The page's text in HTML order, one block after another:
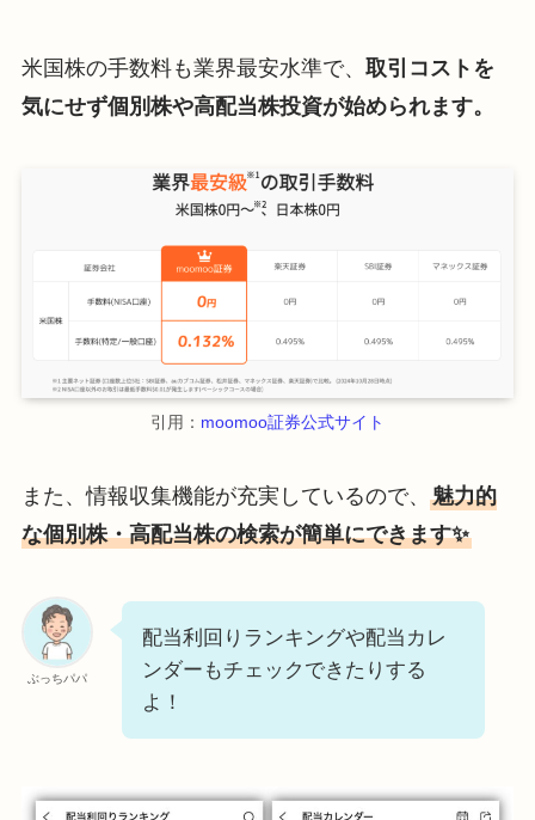
米国株の手数料も業界最安水準で、 取引コストを
気にせず個別株や高配当株投資が始められます。
引用： moomoo証券公式サイト
また、情報収集機能が充実しているので、 魅力的
な個別株・高配当株の検索が簡単にできます✨
ぶっちパパ
配当利回りランキングや配当カレ
ンダーもチェックできたりする
よ！